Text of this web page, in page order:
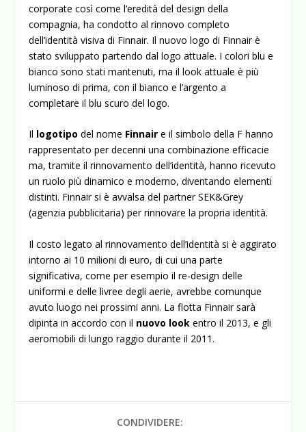
corporate così come l’eredità del design della
compagnia, ha condotto al rinnovo completo
dell’identità visiva di Finnair. Il nuovo logo di Finnair è
stato sviluppato partendo dal logo attuale. I colori blu e
bianco sono stati mantenuti, ma il look attuale è più
luminoso di prima, con il bianco e l’argento a
completare il blu scuro del logo.
Il logotipo del nome Finnair e il simbolo della F hanno
rappresentato per decenni una combinazione efficacie
ma, tramite il rinnovamento dell’identità, hanno ricevuto
un ruolo più dinamico e moderno, diventando elementi
distinti. Finnair si è avvalsa del partner SEK&Grey
(agenzia pubblicitaria) per rinnovare la propria identità.
Il costo legato al rinnovamento dell’identità si è aggirato
intorno ai 10 milioni di euro, di cui una parte
significativa, come per esempio il re-design delle
uniformi e delle livree degli aerie, avrebbe comunque
avuto luogo nei prossimi anni. La flotta Finnair sarà
dipinta in accordo con il nuovo look entro il 2013, e gli
aeromobili di lungo raggio durante il 2011.
CONDIVIDERE: